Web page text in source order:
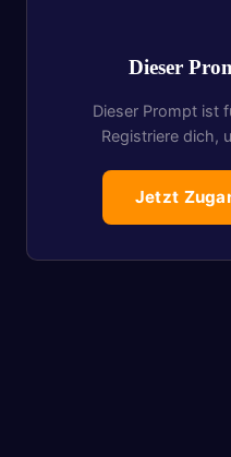
Dieser
Dieser Prompt ist
Registriere dich,
Jetzt